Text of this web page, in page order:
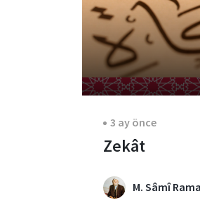
3 ay önce
Zekât
M. Sâmî